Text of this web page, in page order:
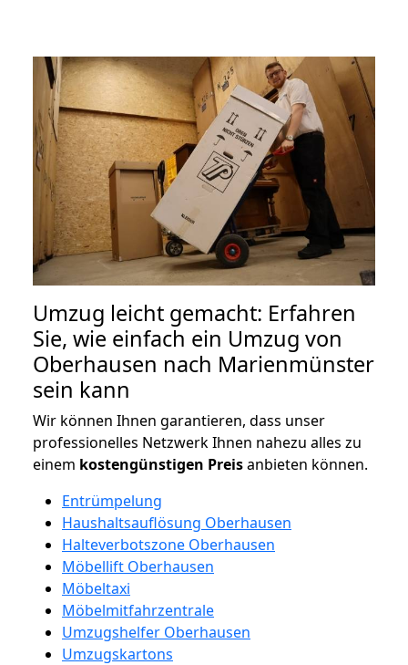
Umzug leicht gemacht: Erfahren
Sie, wie einfach ein Umzug von
Oberhausen nach Marienmünster
sein kann
Wir können Ihnen garantieren, dass unser
professionelles Netzwerk Ihnen nahezu alles zu
einem kostengünstigen Preisanbieten können.
Entrümpelung
Haushaltsauflösung Oberhausen
Halteverbotszone Oberhausen
Möbellift Oberhausen
Möbeltaxi
Möbelmitfahrzentrale
Umzugshelfer Oberhausen
Umzugskartons